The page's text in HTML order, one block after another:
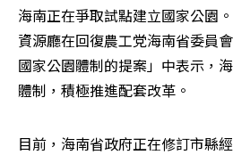
海南正在爭取試點建立國家公園
資源廳在回復農工党海南省委員
國家公園體制的提案」中表示，
體制，積極推進配套改革。
目前，海南省政府正在修訂市縣